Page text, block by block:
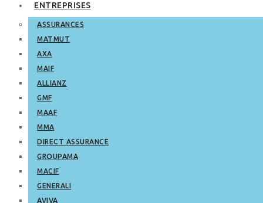
ENTREPRISES
ASSURANCES
MATMUT
AXA
MAIF
ALLIANZ
GMF
MAAF
MMA
DIRECT ASSURANCE
GROUPAMA
MACIF
GENERALI
AVIVA